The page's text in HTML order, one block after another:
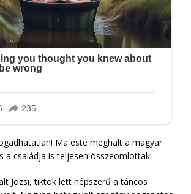
Ma este meghalt a magyar
a családja is teljesen összeomlottak!
Jozsi, tiktok lett népszerű a táncos